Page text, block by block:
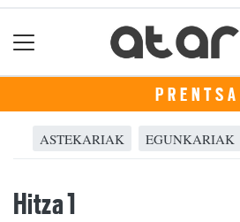
PRENTSA
ASTEKARIAK EGUNKARIAK
Hitza 1